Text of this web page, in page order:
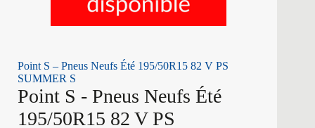
Point S – Pneus Neufs Été 195/50R15 82 V PS
SUMMER S
Point S - Pneus Neufs Été
195/50R15 82 V PS